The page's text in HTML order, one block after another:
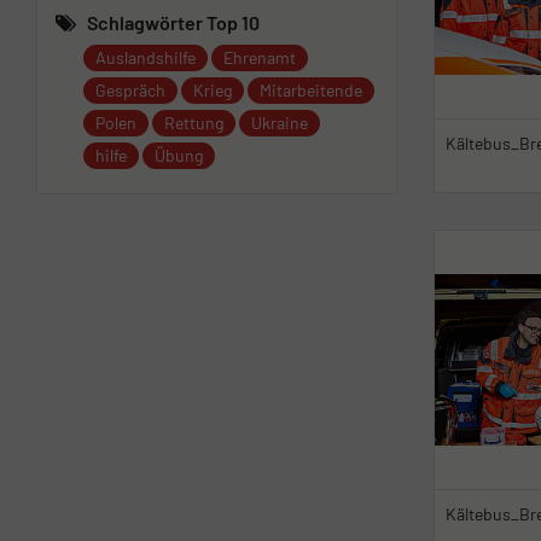
Schlagwörter Top 10
Auslandshilfe
Ehrenamt
Gespräch
Krieg
Mitarbeitende
Polen
Rettung
Ukraine
hilfe
Übung